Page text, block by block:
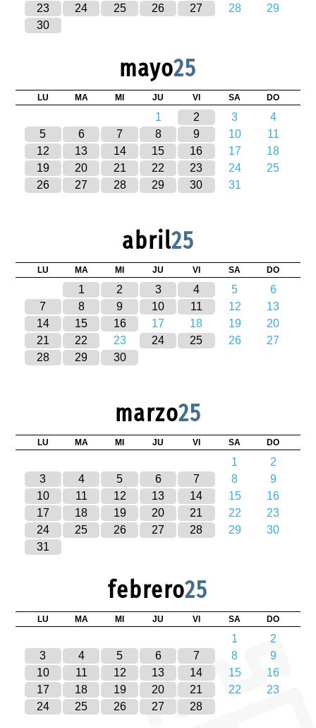
23
24 25 26 27 28
29
30
mayo25
LU MA MI JU VI SA DO
1 2 3
4
5
6 7 8 9 10
11
12
13 14 15 16 17
18
19
20 21 22 23 24
25
26
27 28 29 30 31
abril25
LU MA MI JU VI SA DO
1 2 3 4 5
6
7
8 9 10 11 12
13
14
15 16 17 18 19
20
21
22 23 24 25 26
27
28
29 30
marzo25
LU MA MI JU VI SA DO
1
2
3
4 5 6 7 8
9
10
11 12 13 14 15
16
17
18 19 20 21 22
23
24
25 26 27 28 29
30
31
febrero25
LU MA MI JU VI SA DO
1
2
3
4 5 6 7 8
9
10
11 12 13 14 15
16
17
18 19 20 21 22
23
24
25 26 27 28